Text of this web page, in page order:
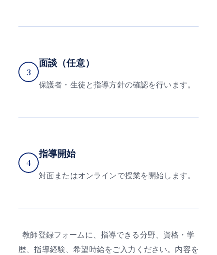
3
面談（任意）
保護者・生徒と指導方針の確認を行います。
4
指導開始
対面またはオンラインで授業を開始します。
教師登録フォームに、指導できる分野、資格・学
歴、指導経験、希望時給をご入力ください。内容を